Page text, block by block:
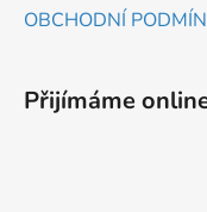
OBCHODNÍ
Přijímáme